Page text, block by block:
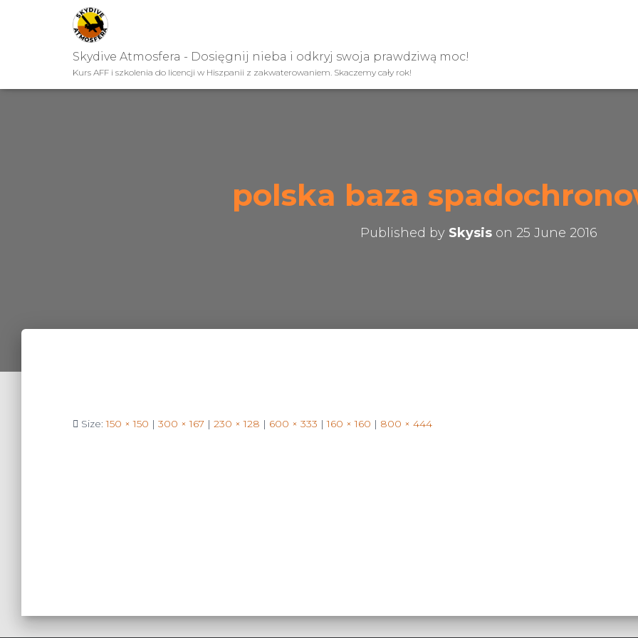
Skydive Atmosfera - Dosięgnij nieba i odkryj swoja prawdziwą moc!
Kurs AFF i szkolenia do licencji w Hiszpanii z zakwaterowaniem. Skaczemy cały rok!
polska baza
Published by Skysison 25 June 2016
Size:150 × 150 | 300 × 167 | 230 × 128 | 600 × 333 | 160 × 160 | 800 × 444